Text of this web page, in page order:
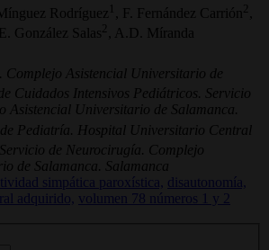
Rodríguez 1 , F. Fernández Carrión
E. González Salas
, A.D. Míranda
Complejo Asistencial Universitario de
Cuidados Intensivos Pediátricos. Servicio
Asistencial Universitario de Salamanca.
Pediatría. Hospital Universitario Central
Servicio de Neurocirugía. Complejo
de Salamanca. Salamanca
simpática paroxística, disautonomía,
adquirido, volumen 78 números 1 y 2